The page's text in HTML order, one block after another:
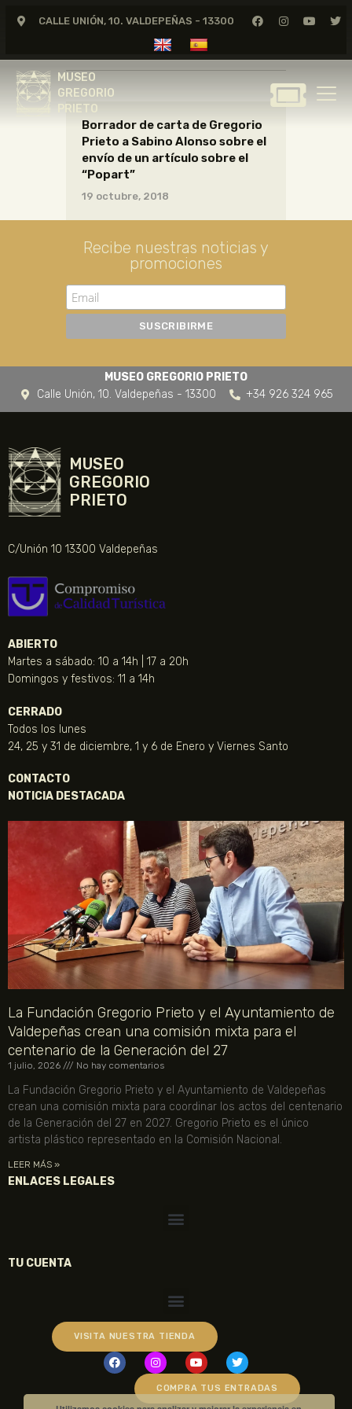
CALLE UNIÓN, 10. VALDEPEÑAS - 13300
MUSEO
GREGORIO
PRIETO
MUSEO
GREGORIO
GREGORIO PRIETO
MUSEO
ARCHIVO
CERTAMEN DE DIBUJO
TIENDA
Borrador de carta de Gregorio
Prieto a Sabino Alonso sobre el
envío de un artículo sobre el
“Popart”
19 octubre, 2018
Recibe nuestras noticias y
promociones
MUSEO GREGORIO PRIETO
Calle Unión, 10. Valdepeñas - 13300
+34 926 324 965
MUSEO
GREGORIO
PRIETO
C/Unión 10 13300 Valdepeñas
ABIERTO
Martes a sábado: 10 a 14h | 17 a 20h
Domingos y festivos: 11 a 14h
CERRADO
Todos los lunes
24, 25 y 31 de diciembre, 1 y 6 de Enero y Viernes Santo
CONTACTO
NOTICIA DESTACADA
La Fundación Gregorio Prieto y el Ayuntamiento de
Valdepeñas crean una comisión mixta para el
centenario de la Generación del 27
1 julio, 2026 No hay comentarios
La Fundación Gregorio Prieto y el Ayuntamiento de Valdepeñas
crean una comisión mixta para coordinar los actos del centenario
de la Generación del 27 en 2027. Gregorio Prieto es el único
artista plástico representado en la Comisión Nacional.
LEER MÁS »
ENLACES LEGALES
TU CUENTA
VISITA NUESTRA TIENDA
COMPRA TUS ENTRADAS